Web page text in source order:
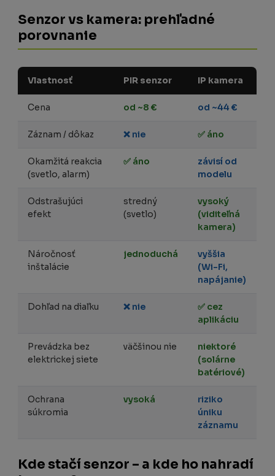
Senzor vs kamera: prehľadné
porovnanie
Vlastnosť PIR senzor IP kamera
Cena od ~8 € od ~44 €
Záznam / dôkaz ❌ nie ✅ áno
Okamžitá reakcia
(svetlo, alarm)
✅ áno
závisí od
modelu
Odstrašujúci
efekt
stredný
(svetlo)
vysoký
(viditeľná
kamera)
Náročnosť
inštalácie
jednoduchá
vyššia
(Wi-Fi,
napájanie)
Dohľad na diaľku ❌ nie
✅ cez
aplikáciu
Prevádzka bez
elektrickej siete
väčšinou nie
niektoré
(solárne
batériové)
Ochrana
súkromia
vysoká
riziko
úniku
záznamu
Kde stačí senzor – a kde ho nahradí